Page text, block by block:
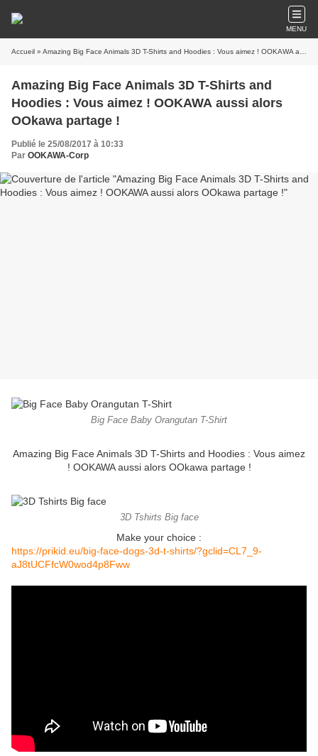
MENU
Accueil » Amazing Big Face Animals 3D T-Shirts and Hoodies : Vous aimez ! OOKAWA aussi alors OOkawa partage !
Amazing Big Face Animals 3D T-Shirts and
Hoodies : Vous aimez ! OOKAWA aussi alors
OOkawa partage !
Publié le 25/08/2017 à 10:33
Par OOKAWA-Corp
Big Face Baby Orangutan T-Shirt
Amazing Big Face Animals 3D T-Shirts and Hoodies : Vous aimez
! OOKAWA aussi alors OOkawa partage !
3D Tshirts Big face
Make your choice :
https://prikid.eu/big-face-dogs-3d-t-shirts/?gclid=CL7_9-
aJ8tUCFfcW0wod4p8Fww